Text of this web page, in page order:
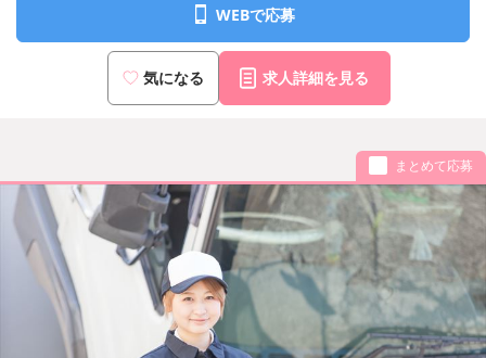
WEBで応募
気になる 求人詳細を見る
まとめて応募